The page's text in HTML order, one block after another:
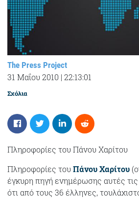
The Press Project
31 Μαΐου 2010 | 22:13:01
Σχόλια
Πληροφορίες του Πάνου Χαρίτου
Πληροφορίες τουΠάνου Χαρίτου
έγκυρη πηγή ενημέρωσης αυτές
ότι από τους 36 έλληνες,